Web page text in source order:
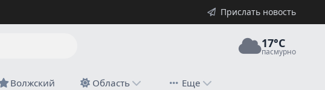
Прислать новость
17°C
пасмурно
Волжский Область Еще